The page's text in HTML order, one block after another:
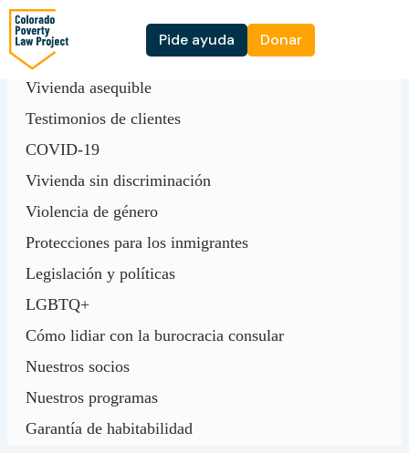
contenido
Pide ayuda Donar
Vivienda asequible
Testimonios de clientes
COVID-19
Vivienda sin discriminación
Violencia de género
Protecciones para los inmigrantes
Legislación y políticas
LGBTQ+
Cómo lidiar con la burocracia consular
Nuestros socios
Nuestros programas
Garantía de habitabilidad